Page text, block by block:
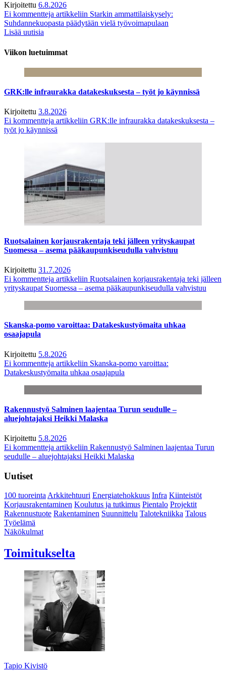
Kirjoitettu 6.8.2026
Ei kommentteja artikkeliin Starkin ammattilaiskysely:
Suhdannekuopasta päädytään vielä työvoimapulaan
Lisää uutisia
Viikon luetuimmat
GRK:lle infraurakka datakeskuksesta – työt jo käynnissä
Kirjoitettu 3.8.2026
Ei kommentteja artikkeliin GRK:lle infraurakka datakeskuksesta –
työt jo käynnissä
Ruotsalainen korjausrakentaja teki jälleen yrityskaupat
Suomessa – asema pääkaupunkiseudulla vahvistuu
Kirjoitettu 31.7.2026
Ei kommentteja artikkeliin Ruotsalainen korjausrakentaja teki jälleen
yrityskaupat Suomessa – asema pääkaupunkiseudulla vahvistuu
Skanska-pomo varoittaa: Datakeskustyömaita uhkaa
osaajapula
Kirjoitettu 5.8.2026
Ei kommentteja artikkeliin Skanska-pomo varoittaa:
Datakeskustyömaita uhkaa osaajapula
Rakennustyö Salminen laajentaa Turun seudulle –
aluejohtajaksi Heikki Malaska
Kirjoitettu 5.8.2026
Ei kommentteja artikkeliin Rakennustyö Salminen laajentaa Turun
seudulle – aluejohtajaksi Heikki Malaska
Uutiset
100 tuoreintaArkkitehtuuri Energiatehokkuus Infra Kiinteistöt
Korjausrakentaminen Koulutus ja tutkimus Pientalo Projektit
Rakennustuote Rakentaminen Suunnittelu Talotekniikka Talous
Työelämä
Näkökulmat
Toimitukselta
Tapio Kivistö